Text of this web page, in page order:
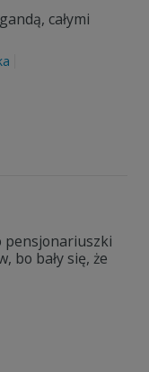
całymi
pensjonariuszki
bo bały się, że